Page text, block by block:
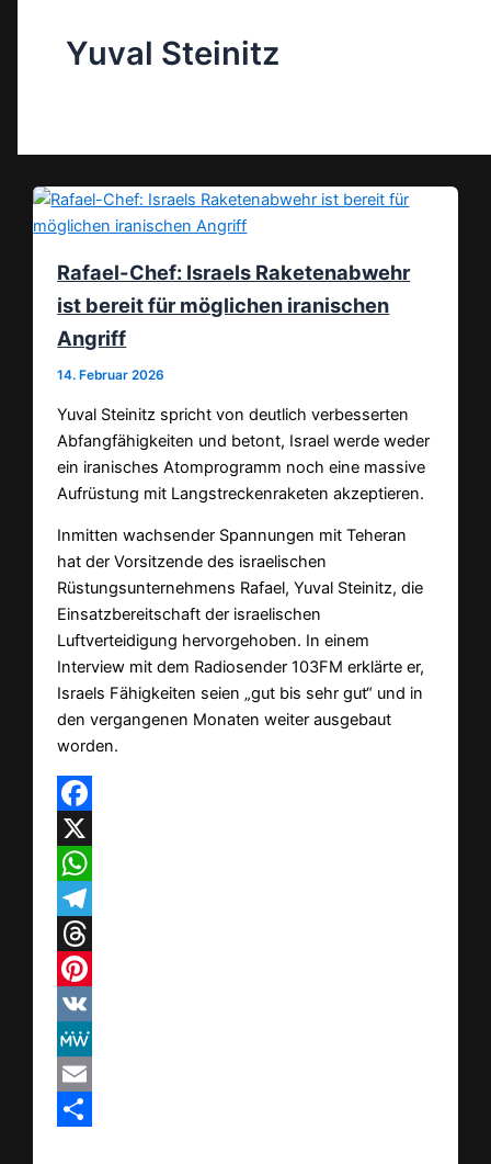
Yuval Steinitz
Rafael-Chef: Israels Raketenabwehr
ist bereit für möglichen iranischen
Angriff
14. Februar 2026
Yuval Steinitz spricht von deutlich verbesserten
Abfangfähigkeiten und betont, Israel werde weder
ein iranisches Atomprogramm noch eine massive
Aufrüstung mit Langstreckenraketen akzeptieren.
Inmitten wachsender Spannungen mit Teheran
hat der Vorsitzende des israelischen
Rüstungsunternehmens Rafael, Yuval Steinitz, die
Einsatzbereitschaft der israelischen
Luftverteidigung hervorgehoben. In einem
Interview mit dem Radiosender 103FM erklärte er,
Israels Fähigkeiten seien „gut bis sehr gut“ und in
den vergangenen Monaten weiter ausgebaut
worden.
Facebook
X
WhatsApp
Telegram
Threads
Pinterest
VK
MeWe
Email